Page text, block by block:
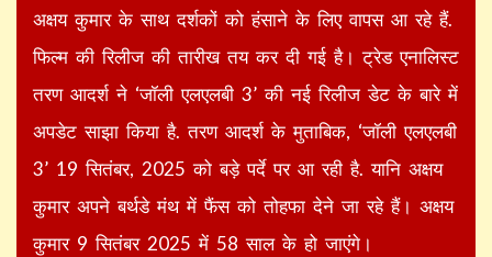
अक्षय कुमार के साथ दर्शकों को हंसाने के लिए वापस आ रहे हैं.
फिल्म की रिलीज की तारीख तय कर दी गई है। ट्रेड एनालिस्ट
तरण आदर्श ने ‘जॉली एलएलबी 3’ की नई रिलीज डेट के बारे में
अपडेट साझा किया है. तरण आदर्श के मुताबिक, ‘जॉली एलएलबी
3’ 19 सितंबर, 2025 को बड़े पर्दे पर आ रही है. यानि अक्षय
कुमार अपने बर्थडे मंथ में फैंस को तोहफा देने जा रहे हैं। अक्षय
कुमार 9 सितंबर 2025 में 58 साल के हो जाएंगे।